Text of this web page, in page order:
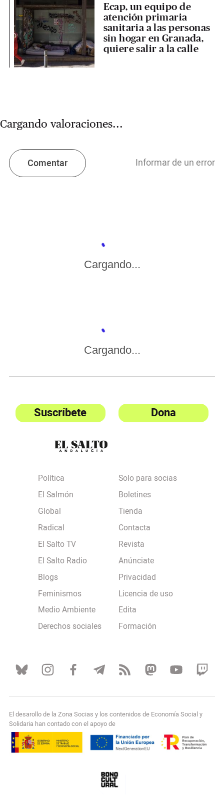
Ecap, un equipo de
atención primaria
sanitaria a las personas
sin hogar en Granada,
quiere salir a la calle
Cargando valoraciones...
Comentar Informar de un error
Cargando...
Cargando...
Suscríbete Dona
Política
El Salmón
Global
Radical
El Salto TV
El Salto Radio
Blogs
Feminismos
Medio Ambiente
Derechos sociales
Solo para socias
Boletines
Tienda
Contacta
Revista
Anúnciate
Privacidad
Licencia de uso
Edita
Formación
El desarollo de la Zona Socias y los contenidos de Economía Social y
Solidaria han contado con el apoyo de